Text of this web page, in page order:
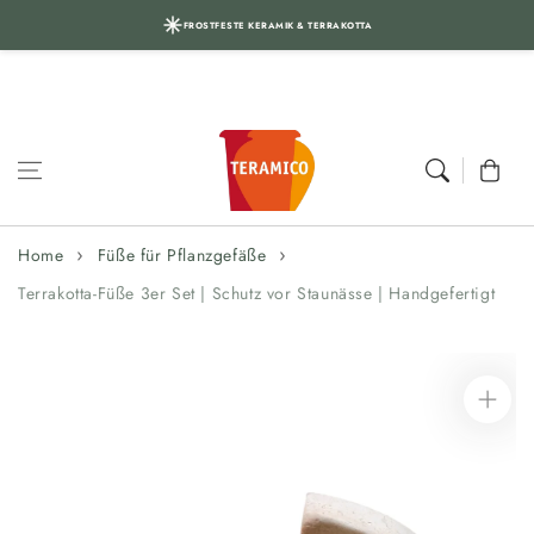
FROSTFESTE KERAMIK & TERRAKOTTA
Cart
Home
Füße für Pflanzgefäße
Terrakotta-Füße 3er Set | Schutz vor Staunässe | Handgefertigt